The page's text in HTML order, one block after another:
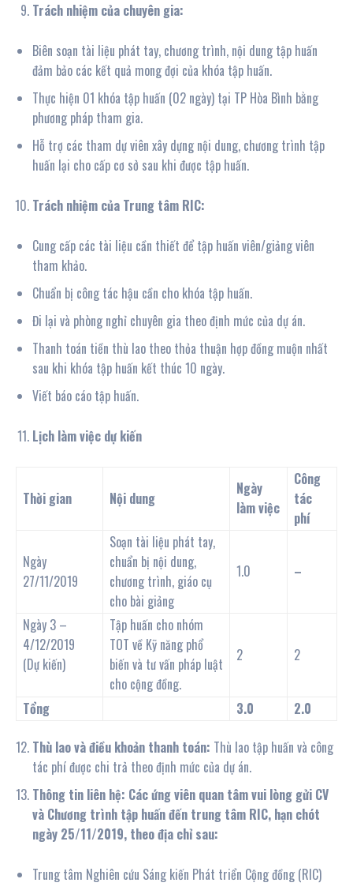
Trách nhiệm của chuyên gia:
Biên soạn tài liệu phát tay, chương trình, nội dung tập huấn
đảm bảo các kết quả mong đợi của khóa tập huấn.
Thực hiện 01 khóa tập huấn (02 ngày) tại TP Hòa Bình bằng
phương pháp tham gia.
Hỗ trợ các tham dự viên xây dựng nội dung, chương trình tập
huấn lại cho cấp cơ sở sau khi được tập huấn.
Trách nhiệm của Trung tâm RIC:
Cung cấp các tài liệu cần thiết để tập huấn viên/giảng viên
tham khảo.
Chuẩn bị công tác hậu cần cho khóa tập huấn.
Đi lại và phòng nghỉ chuyên gia theo định mức của dự án.
Thanh toán tiền thù lao theo thỏa thuận hợp đồng muộn nhất
sau khi khóa tập huấn kết thúc 10 ngày.
Viết báo cáo tập huấn.
Lịch làm việc dự kiến
Thời gian Nội dung
Ngày
làm việc
Công
tác
phí
Ngày
27/11/2019
Soạn tài liệu phát tay,
chuẩn bị nội dung,
chương trình, giáo cụ
cho bài giảng
1.0 –
Ngày 3 –
4/12/2019
(Dự kiến)
Tập huấn cho nhóm
TOT về Kỹ năng phổ
biến và tư vấn pháp luật
cho cộng đồng.
2 2
Tổng 3.0 2.0
Thù lao và điều khoản thanh toán: Thù lao tập huấn và công
tác phí được chi trả theo định mức của dự án.
Thông tin liên hệ: Các ứng viên quan tâm vui lòng gửi CV
và Chương trình tập huấn đến trung tâm RIC, hạn chót
ngày 25/11/2019, theo địa chỉ sau:
Trung tâm Nghiên cứu Sáng kiến Phát triển Cộng đồng (RIC)